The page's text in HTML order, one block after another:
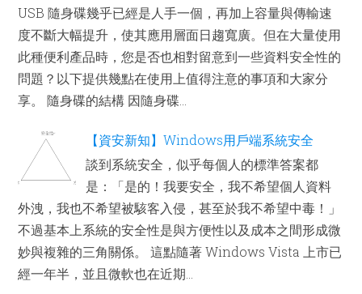
USB 隨身碟幾乎已經是人手一個，再加上容量與傳輸速
度不斷大幅提升，使其應用層面日趨寬廣。但在大量使用
此種便利產品時，您是否也相對留意到一些資料安全性的
問題？以下提供幾點在使用上值得注意的事項和大家分
享。 隨身碟的結構 因隨身碟...
【資安新知】Windows用戶端系統安全
談到系統安全，似乎每個人的標準答案都
是：「是的！我要安全，我不希望個人資料
外洩，我也不希望被駭客入侵，甚至於我不希望中毒！」
不過基本上系統的安全性是與方便性以及成本之間形成微
妙與複雜的三角關係。 這點隨著 Windows Vista 上市已
經一年半，並且微軟也在近期...